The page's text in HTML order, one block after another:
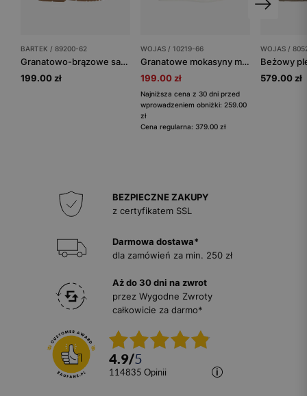
BARTEK / 89200-62
Granatowo-brązowe sandały profilaktyczne z obcasem Thomasa BARTEK 89200-62
199.00 zł
WOJAS / 10219-66
Granatowe mokasyny męskie z ozdobnym jutowym sznurkiem
199.00 zł
Najniższa cena z 30 dni przed
wprowadzeniem obniżki: 259.00
zł
Cena regularna: 379.00 zł
WOJAS /
579.00 zł
BEZPIECZNE ZAKUPY
z certyfikatem SSL
Darmowa dostawa*
dla zamówień za min. 250 zł
Aż do 30 dni na zwrot
przez Wygodne Zwroty
całkowicie za darmo*
4.9/5
114835 opinii